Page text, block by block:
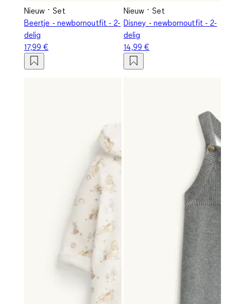
Nieuw
Set
Beertje - newbornoutfit - 2-
delig
17,99 €
Nieuw
Set
Disney - newbornoutfit - 2-
delig
14,99 €